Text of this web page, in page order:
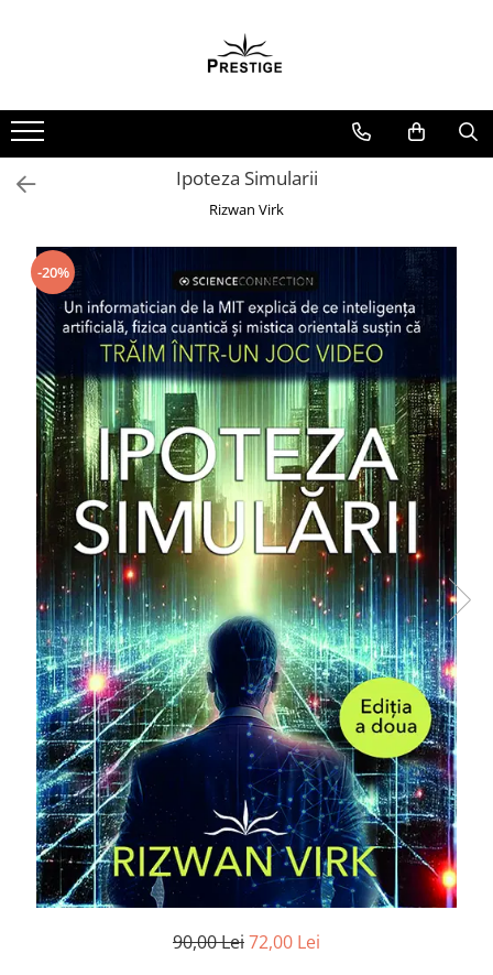
Noutati
Promotii
Pachete Speciale Carti
Arte Divinatorii
Astrologie
Chiromantie
Dezvoltare Spirituala
KidConnection
Minte Corp
New Illuminati Files
Numerologie
Paranormal
Parapsihologie
Ramtha
Audiobook
ReConnect
Religie
Crestinism
ScienceConnection
SelfConnect
SelfHealing
Vindecare Spirituala
Sanatate
Ipoteza Simularii
Rizwan Virk
-20%
90,00 Lei72,00 Lei